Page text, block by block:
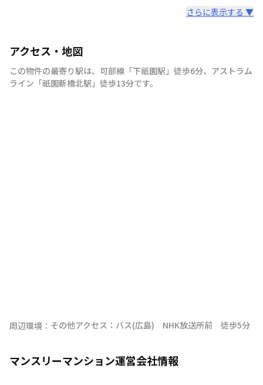
さらに表示する ▼
アクセス・地図
この物件の最寄り駅は、 可部線 「下祇園駅 」 徒歩6分、 アストラム
ライン 「祇園新橋北駅 」 徒歩13分です。
周辺環境： その他アクセス：バス(広島)　NHK放送所前　徒歩5分
マンスリーマンション運営会社情報